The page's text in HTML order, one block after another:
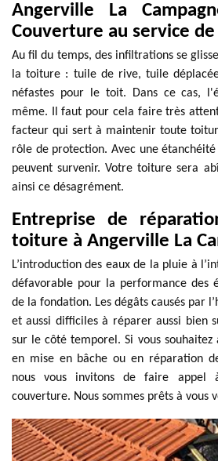
Angerville La
Couverture au service
Au fil du temps, des infiltrations se
la toiture : tuile de rive, tuile
néfastes pour le toit. Dans ce cas,
même. Il faut pour cela faire très
facteur qui sert à maintenir toute
rôle de protection. Avec une
peuvent survenir. Votre toiture sera
ainsi ce désagrément.
Entreprise de
toiture à Angerville La
L’introduction des eaux de la pluie à
défavorable pour la performance des
de la fondation. Les dégâts causés par
et aussi difficiles à réparer aussi bien
sur le côté temporel. Si vous
en mise en bâche ou en réparation
nous vous invitons de faire appel
couverture. Nous sommes prêts à vous